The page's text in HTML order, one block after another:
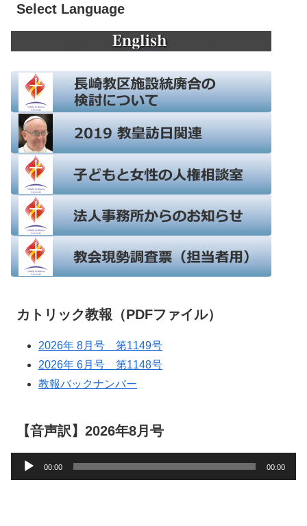
Select Language
カトリック教報（PDFファイル）
2026年 8月号 第1149号
2026年 6月号 第1148号
教報バックナンバー
【音声訳】2026年8月号
声
00:00 00:00